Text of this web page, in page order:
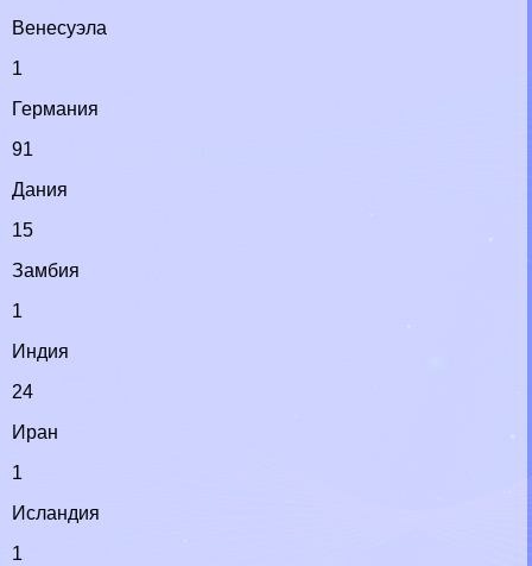
Венесуэла
1
Германия
91
Дания
15
Замбия
1
Индия
24
Иран
1
Исландия
1